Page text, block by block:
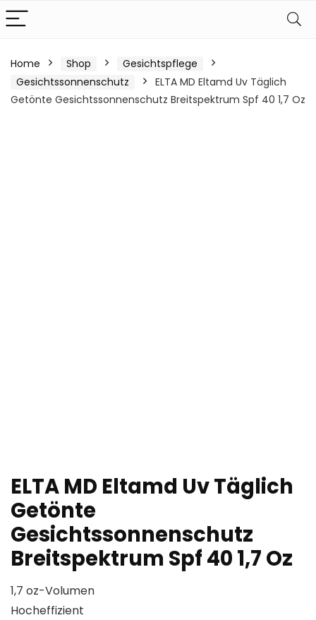
Home Shop
Gesichtspflege
Gesichtssonnenschutz
ELTA MD Eltamd Uv Täglich
Getönte Gesichtssonnenschutz Breitspektrum Spf 40 1,7 Oz
ELTA MD Eltamd Uv Täglich
Getönte
Gesichtssonnenschutz
Breitspektrum Spf 40 1,7 Oz
1,7 oz-Volumen
Hocheffizient